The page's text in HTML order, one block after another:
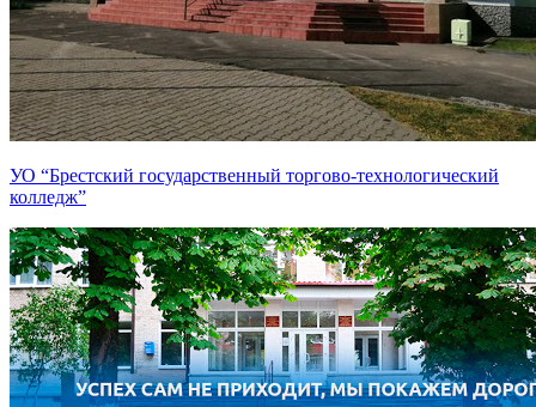
УО “Брестский государственный торгово-технологический
колледж”